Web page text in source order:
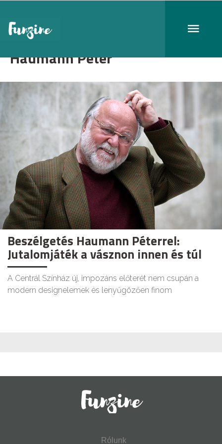
Haumann Péter
Beszélgetés Haumann Péterrel:
Jutalomjáték a vásznon innen és túl
A Centrál Színház új, impozáns előterét nem csupán a
modern designelemek és lenyűgözően finom
Rólunk